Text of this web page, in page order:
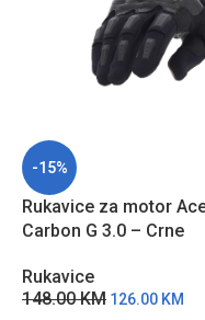
-15%
Rukavice za motor
Carbon G 3.0 – Crne
Rukavice
148.00KM 126.00 KM